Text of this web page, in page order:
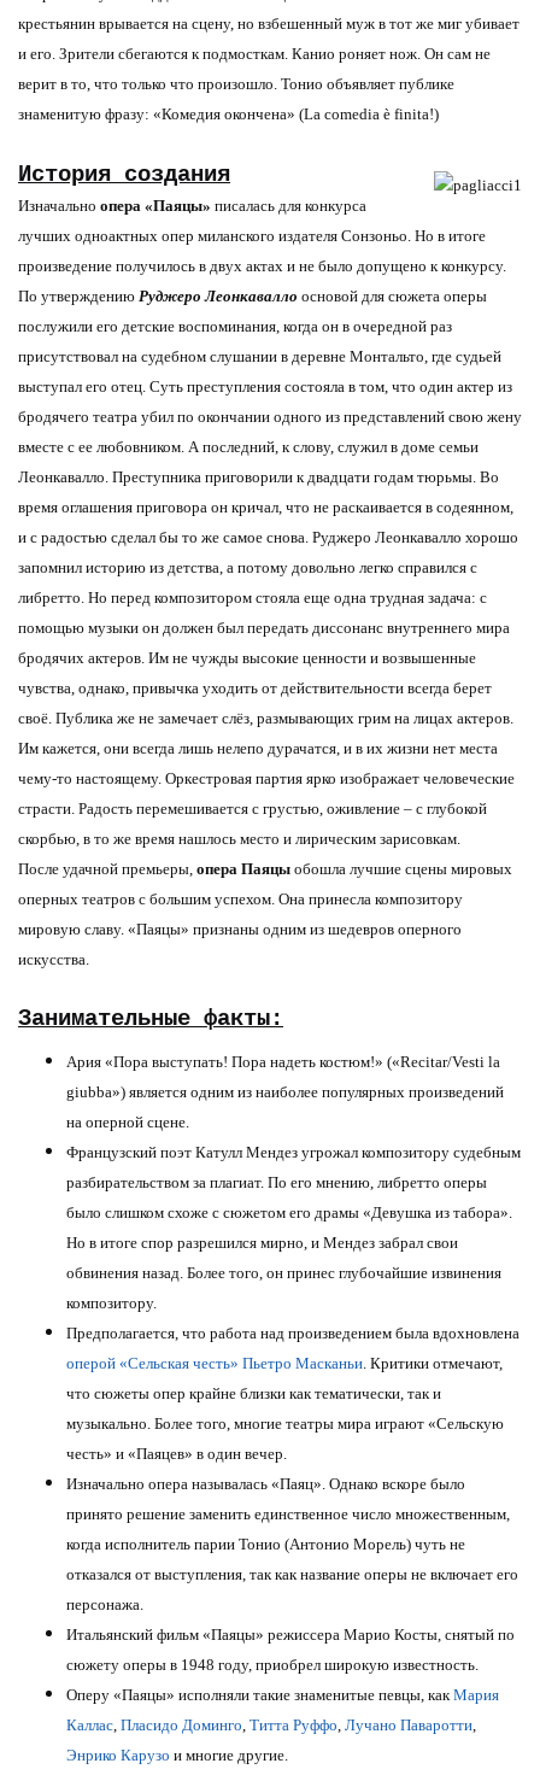
крестьянин врывается на сцену, но взбешенный муж в тот же миг убивает
и его. Зрители сбегаются к подмосткам. Канио роняет нож. Он сам не
верит в то, что только что произошло. Тонио объявляет публике
знаменитую фразу: «Комедия окончена» (La comedia è finita!)
История создания
Изначально опера «Паяцы» писалась для конкурса
лучших одноактных опер миланского издателя Сонзоньо. Но в итоге
произведение получилось в двух актах и не было допущено к конкурсу.
По утверждению Руджеро Леонкавалло основой для сюжета оперы
послужили его детские воспоминания, когда он в очередной раз
присутствовал на судебном слушании в деревне Монтальто, где судьей
выступал его отец. Суть преступления состояла в том, что один актер из
бродячего театра убил по окончании одного из представлений свою жену
вместе с ее любовником. А последний, к слову, служил в доме семьи
Леонкавалло. Преступника приговорили к двадцати годам тюрьмы. Во
время оглашения приговора он кричал, что не раскаивается в содеянном,
и с радостью сделал бы то же самое снова. Руджеро Леонкавалло хорошо
запомнил историю из детства, а потому довольно легко справился с
либретто. Но перед композитором стояла еще одна трудная задача: с
помощью музыки он должен был передать диссонанс внутреннего мира
бродячих актеров. Им не чужды высокие ценности и возвышенные
чувства, однако, привычка уходить от действительности всегда берет
своё. Публика же не замечает слёз, размывающих грим на лицах актеров.
Им кажется, они всегда лишь нелепо дурачатся, и в их жизни нет места
чему-то настоящему. Оркестровая партия ярко изображает человеческие
страсти. Радость перемешивается с грустью, оживление – с глубокой
скорбью, в то же время нашлось место и лирическим зарисовкам.
После удачной премьеры, опера Паяцы обошла лучшие сцены мировых
оперных театров с большим успехом. Она принесла композитору
мировую славу. «Паяцы» признаны одним из шедевров оперного
искусства.
Занимательные факты:
Ария «Пора выступать! Пора надеть костюм!» («Recitar/Vesti la
giubba») является одним из наиболее популярных произведений
на оперной сцене.
Французский поэт Катулл Мендез угрожал композитору судебным
разбирательством за плагиат. По его мнению, либретто оперы
было слишком схоже с сюжетом его драмы «Девушка из табора».
Но в итоге спор разрешился мирно, и Мендез забрал свои
обвинения назад. Более того, он принес глубочайшие извинения
композитору.
Предполагается, что работа над произведением была вдохновлена
оперой «Сельская честь» Пьетро Масканьи. Критики отмечают,
что сюжеты опер крайне близки как тематически, так и
музыкально. Более того, многие театры мира играют «Сельскую
честь» и «Паяцев» в один вечер.
Изначально опера называлась «Паяц». Однако вскоре было
принято решение заменить единственное число множественным,
когда исполнитель парии Тонио (Антонио Морель) чуть не
отказался от выступления, так как название оперы не включает его
персонажа.
Итальянский фильм «Паяцы» режиссера Марио Косты, снятый по
сюжету оперы в 1948 году, приобрел широкую известность.
Оперу «Паяцы» исполняли такие знаменитые певцы, какМария
Каллас, Пласидо Доминго, Титта Руффо, Лучано Паваротти,
Энрико Карузо и многие другие.